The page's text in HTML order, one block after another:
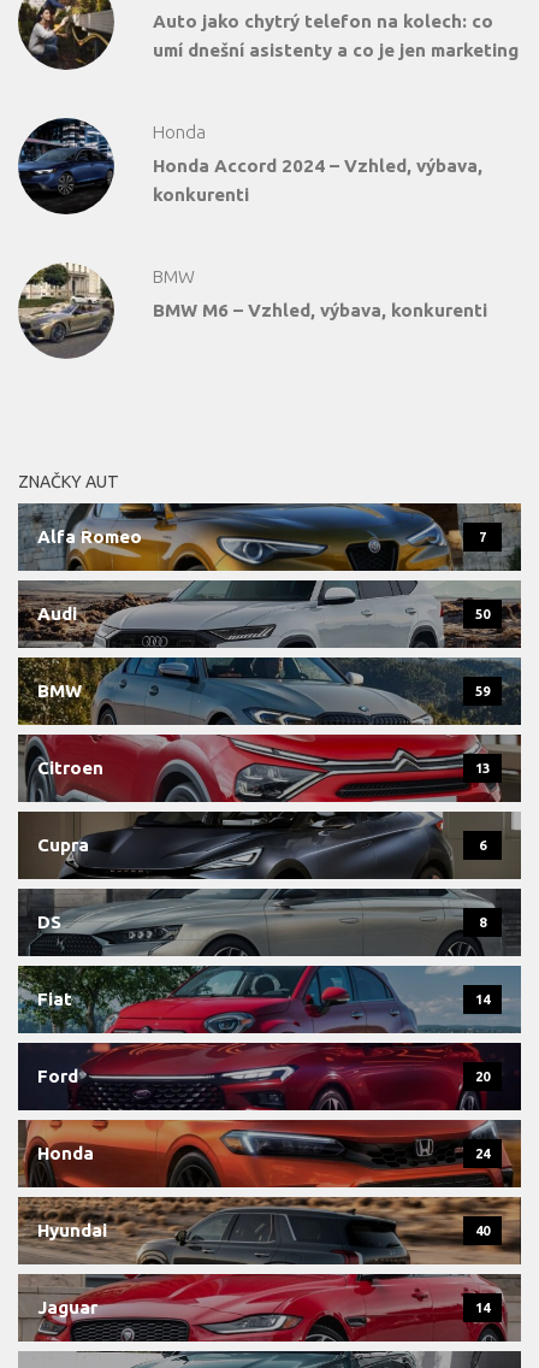
Auto jako chytrý telefon na kolech: co
umí dnešní asistenty a co je jen marketing
Honda
Honda Accord 2024 – Vzhled, výbava,
konkurenti
BMW
BMW M6 – Vzhled, výbava, konkurenti
ZNAČKY AUT
Alfa Romeo 7
Audi 50
BMW 59
Citroen 13
Cupra 6
DS 8
Fiat 14
Ford 20
Honda 24
Hyundai 40
Jaguar 14